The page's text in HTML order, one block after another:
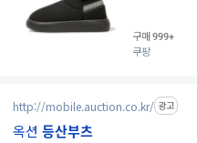
구매999+
쿠팡
http://mobile.auction.co.kr/ 광고
옥션 등산부츠